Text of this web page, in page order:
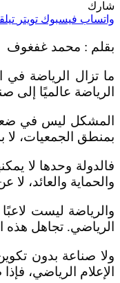
شارك
واتساب فيسبوك تويتر
بقلم : محمد غفغوف
ما تزال الرياضة في
الرياضة عالميًا
المشكل ليس في ضعف
بمنطق الجمعيات، لا
فالدولة وحدها لا
والحماية والعائد،
والرياضة ليست
الرياضي. تجاهل هذه
ولا صناعة بدون تكوين
الإعلام الرياضي،